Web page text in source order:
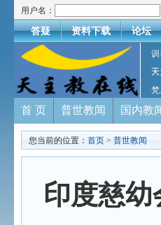
用户名：
答疑 资料下载 论坛
首 页 普世教闻 国内教
您当前的位置： 首页 > 普世教闻
印度慈